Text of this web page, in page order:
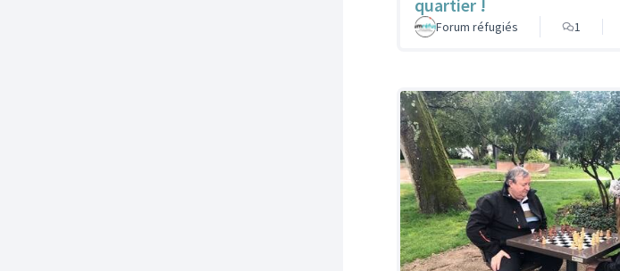
quartier !
Forum réfugiés 1